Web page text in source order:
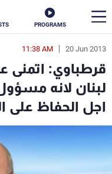
PROGRAMS
20 Jun 2013
11:38 AM
قرطباوي: اتمنى
لبنان لانه
اجل الحفاظ على
en
الأخبار
سياسة
منوعات